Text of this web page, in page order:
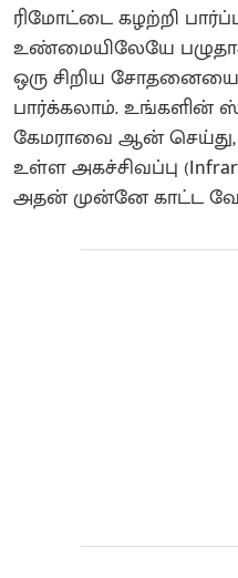
ரிமோட்டை கழற்றி
உண்மையிலேயே
ஒரு சிறிய சோதனையை
பார்க்கலாம்.
கேமராவை ஆன் செய்து,
உள்ள அகச்சிவப்பு
அதன் முன்னே காட்ட